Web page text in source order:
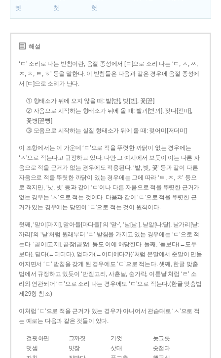
옛
첫 헛
해설
‘ㄷ’ 소리로 나는 받침이란, 음절 종성에서 [ㄷ]으로 소리 나는 ‘ㄷ, ㅅ, ㅆ,
ㅈ, ㅊ, ㅌ, ㅎ’ 등을 말한다. 이 받침들은 다음과 같은 경우에 음절 종성에
서 [ㄷ]으로 소리가 난다.
① 형태소가 뒤에 오지 않을 때: 밭[받], 빚[빋], 꽃[꼳]
② 자음으로 시작하는 형태소가 뒤에 올 때: 밭과[받꽈], 젖다[젇따],
꽃병[꼳뼝]
③ 모음으로 시작하는 실질 형태소가 뒤에 올 때: 젖어미[저더미]
이 조항에서는 이 가운데 ‘ㄷ’으로 적을 뚜렷한 까닭이 없는 경우에는
‘ㅅ’으로 적는다고 규정하고 있다. 다만 그 예시에서 보듯이 이는 다른 자
음으로 적을 근거가 없는 경우에도 적용된다. ‘밭, 빚, 꽃’ 등과 같이 다른
자음으로 적을 뚜렷한 까닭이 있는 경우에는 그에 따라 ‘ㅌ, ㅈ, ㅊ’ 등으
로 적지만, ‘낫, 빗’ 등과 같이 ‘ㄷ’이나 다른 자음으로 적을 뚜렷한 근거가
없는 경우는 ‘ㅅ’으로 적는 것이다. 다음과 같이 ‘ㄷ’으로 적을 뚜렷한 근
거가 있는 경우에는 당연히 ‘ㄷ’으로 적는 것이 원칙이다.
첫째, ‘맏이[마지], 맏아들[마다들]’의 ‘맏-’, ‘낟[낟ː], 낟알[나ː달], 낟가리[낟ː
까리]’의 ‘낟’처럼 원래부터 ‘ㄷ’ 받침을 가지고 있는 경우에는 ‘ㄷ’으로 적
는다. ‘곧이[고지], 곧장[곧짱]’ 등도 이에 해당한다. 둘째, ‘돋보다(←도두
보다), 딛다(←디디다), 얻다가(←어디에다가)’처럼 본말에서 준말이 만들
어지면서 ‘ㄷ’ 받침을 갖게 된 경우에도 ‘ㄷ’으로 적는다. 셋째, 한글 맞춤
법에서 규정하고 있듯이 ‘반짇고리, 사흗날, 숟가락, 이튿날’처럼 ‘ㄹ’ 소
리와 연관되어 ‘ㄷ’으로 소리 나는 경우에도 ‘ㄷ’으로 적는다.(한글 맞춤법
제29항 참조)
이처럼 ‘ㄷ’으로 적을 근거가 있는 경우가 아니어서 관습대로 ‘ㅅ’으로 적
는 예로는 다음과 같은 것들이 있다.
걸핏하면 그까짓 기껏
놋그릇
덧셈
빗장 삿대
숫접다